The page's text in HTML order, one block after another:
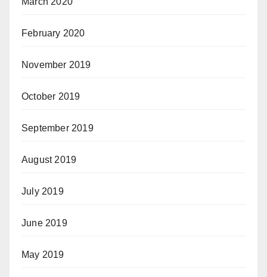
February 2020
November 2019
October 2019
September 2019
August 2019
July 2019
June 2019
May 2019